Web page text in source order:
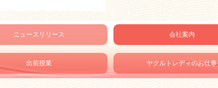
ニュースリリース 会社案内
拠点紹介
会社概要
地域貢献活動
お問い合わせ
プライバシーポリシー
出前授業 ヤクルトレディのお仕事